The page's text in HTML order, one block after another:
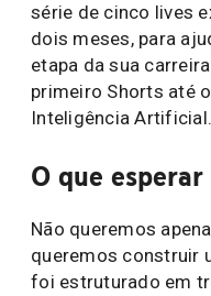
série de cinco lives
dois meses, para
etapa da sua
primeiro Shorts até
Inteligência Artificial.
O que
Não queremos
queremos construir
foi estruturado em